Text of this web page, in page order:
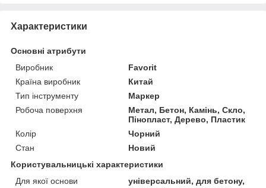
Характеристики
Основні атрибути
Виробник
Favorit
Країна виробник
Китай
Тип інструменту
Маркер
Робоча поверхня
Метал, Бетон, Камінь, Скло,
Пінопласт, Дерево, Пластик
Колір
Чорний
Стан
Новий
Користувальницькі характеристики
Для якої основи
універсальний, для бетону,